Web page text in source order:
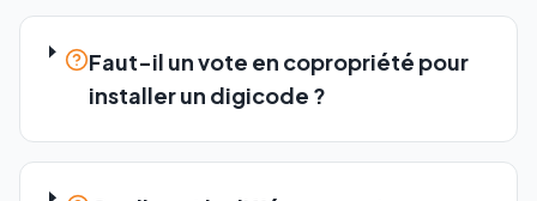
Faut-il un vote en copropriété pour
installer un digicode ?